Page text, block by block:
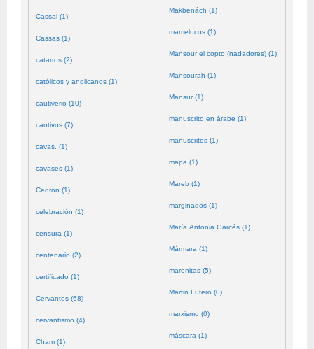
Cassal (1)
Cassas (1)
catarros (2)
católicos y anglicanos (1)
cautiverio (10)
cautivos (7)
cavas. (1)
cavases (1)
Cedrón (1)
celebración (1)
censura (1)
centenario (2)
certificado (1)
Cervantes (68)
cervantismo (4)
Cham (1)
Makbenách (1)
mamelucos (1)
Mansour el copto (nadadores) (1)
Mansourah (1)
Mansur (1)
manuscrito en árabe (1)
manuscritos (1)
mapa (1)
Mareb (1)
marginados (1)
María Antonia Garcés (1)
Mármara (1)
maronitas (5)
Martin Lutero (0)
marxismo (0)
máscara (1)